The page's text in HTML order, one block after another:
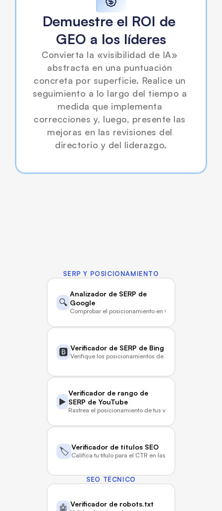
Demuestre el ROI de
GEO a los líderes
Convierta la «visibilidad de IA»
abstracta en una puntuación
concreta por superficie. Realice un
seguimiento a lo largo del tiempo a
medida que implementa
correcciones y, luego, presente las
mejoras en las revisiones del
directorio y del liderazgo.
SERP Y POSICIONAMIENTO
🔍
Analizador de SERP de
Google
Comprobar el posicionamiento en Google en tiempo
🅱️ Verificador de SERP de Bing
Verifique los posicionamientos de Bing en tiempo real
▶️
Verificador de rango de
SERP de YouTube
Rastrea el posicionamiento de tus videos de YouTube
🏷️ Verificador de títulos SEO
Califica tu título para el CTR en las SERP
SEO TÉCNICO
🤖 Verificador de robots.txt